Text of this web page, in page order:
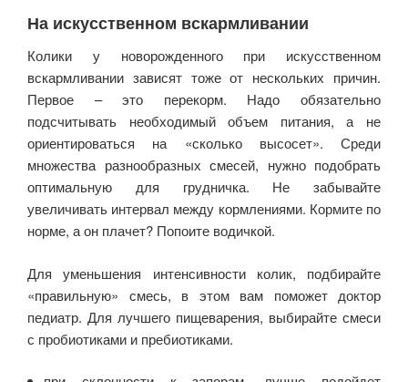
На искусственном вскармливании
Колики у новорожденного при искусственном
вскармливании зависят тоже от нескольких причин.
Первое – это перекорм. Надо обязательно
подсчитывать необходимый объем питания, а не
ориентироваться на «сколько высосет». Среди
множества разнообразных смесей, нужно подобрать
оптимальную для грудничка. Не забывайте
увеличивать интервал между кормлениями. Кормите по
норме, а он плачет? Попоите водичкой.
Для уменьшения интенсивности колик, подбирайте
«правильную» смесь, в этом вам поможет доктор
педиатр. Для лучшего пищеварения, выбирайте смеси
с пробиотиками и пребиотиками.